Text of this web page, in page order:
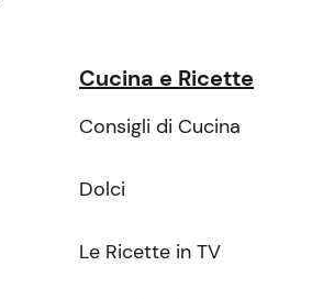
Cucina e Ricette
Consigli di Cucina
Dolci
Le Ricette in TV